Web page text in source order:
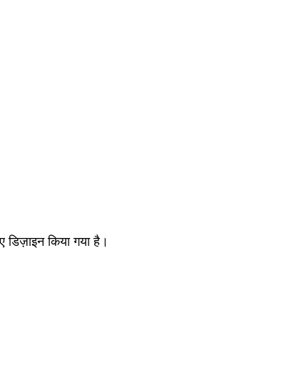
किया गया है।